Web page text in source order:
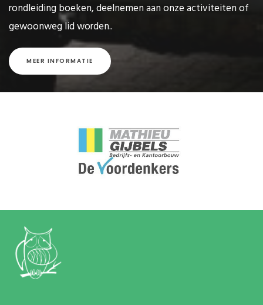
rondleiding boeken, deelnemen aan onze activiteiten of
gewoonweg lid worden..
MEER INFORMATIE